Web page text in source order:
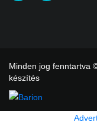
Minden jog fenntartva
készítés